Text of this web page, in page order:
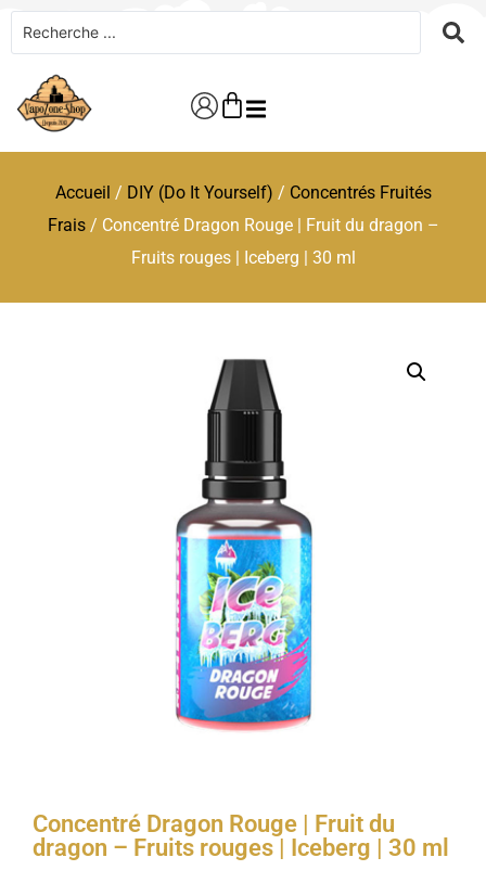
Accueil / DIY (Do It Yourself) / Concentrés Fruités
Frais/ Concentré Dragon Rouge | Fruit du dragon –
Fruits rouges | Iceberg | 30 ml
Concentré Dragon Rouge | Fruit du
dragon – Fruits rouges | Iceberg | 30 ml